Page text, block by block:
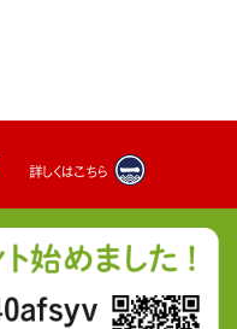
詳しくはこちら